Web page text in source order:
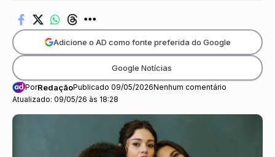
Atualizado: 09/05/26 às 18:28
PorRedaçãoPublicado 09/05/2026Nenhum comentário
Adicione o AD como fonte preferida do Google
Google Notícias